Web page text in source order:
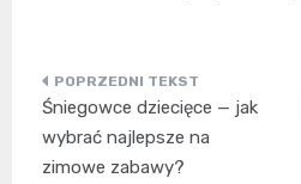
Nawigacja
wpisu
Śniegowce dziecięce — jak
wybrać najlepsze na
zimowe zabawy?